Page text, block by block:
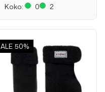
Koko: 0 2
ALE 50%